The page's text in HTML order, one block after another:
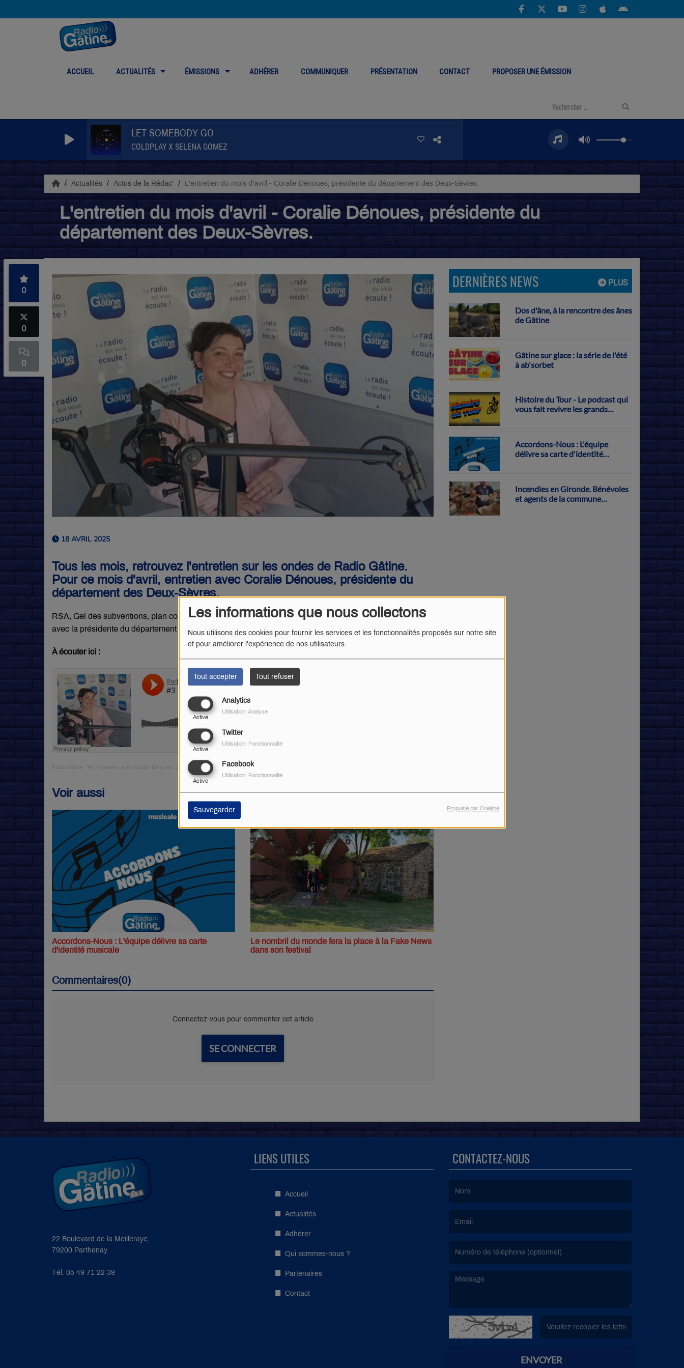
Les informations que nous collectons
Nous utilisons des cookies pour fournir les services et les fonctionnalités proposés sur notre site
et pour améliorer l'expérience de nos utilisateurs.
Tout accepter Tout refuser
Analytics
Activé
Utilisation: Analyse
Twitter
Activé
Utilisation: Fonctionnalité
Facebook
Activé
Utilisation: Fonctionnalité
Sauvegarder Propulsé par Orejime
ACCUEIL ACTUALITÉS ÉMISSIONS ADHÉRER COMMUNIQUER PRÉSENTATION CONTACT PROPOSER UNE ÉMISSION
LET SOMEBODY GO
COLDPLAY X SELENA GOMEZ
Actualités Actus de la Rédac' L'entretien du mois d'avril - Coralie Dénoues, présidente du département des Deux-Sèvres.
L'entretien du mois d'avril - Coralie Dénoues, présidente du
département des Deux-Sèvres.
0
0
0
18 AVRIL 2025
Tous les mois, retrouvez l'entretien sur les ondes de Radio Gâtine.
Pour ce mois d'avril, entretien avec Coralie Dénoues, présidente du
département des Deux-Sèvres.
RSA, Gel des subventions, plan collège 2050... la rédaction a échangé pendant une trentaine de minutes
avec la présidente du département des Deux-Sèvres.
À écouter ici :
Radio Gâtine #3 - Entretien avec Coralie Dénoues, présidente du département des Deux-Sèvres
Voir aussi
Accordons-Nous : L'équipe délivre sa carte
d'identité musicale
Le nombril du monde fera la place à la Fake News
dans son festival
Commentaires(0)
Connectez-vous pour commenter cet article
SE CONNECTER
PLUS
DERNIÈRES NEWS
Dos d'âne, à la rencontre des ânes
de Gâtine
Gâtine sur glace : la série de l'été
à ab'sorbet
Histoire du Tour - Le podcast qui
vous fait revivre les grands
Accordons-Nous : L'équipe
délivre sa carte d'identité
Incendies en Gironde. Bénévoles
et agents de la commune
22 Boulevard de la Meilleraye,
79200 Parthenay
Tél. 05 49 71 22 39
LIENS UTILES
Accueil
Actualités
Adhérer
Qui sommes-nous ?
Partenaires
Contact
CONTACTEZ-NOUS
ENVOYER